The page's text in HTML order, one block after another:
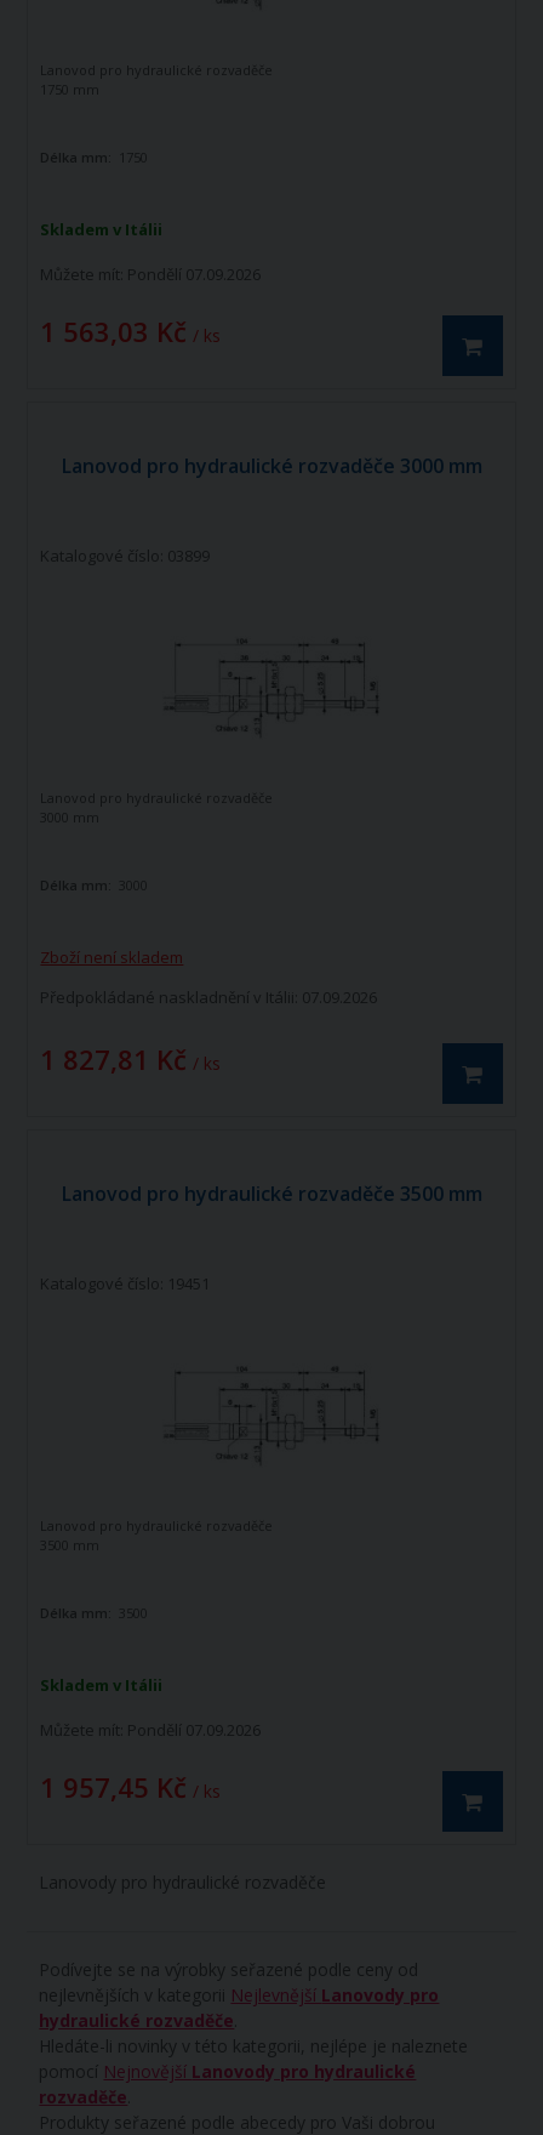
Skladem v Itálii
Můžete mít: Pondělí 07.09.2026
1 563,03 Kč / ks
Lanovod pro hydraulické rozvaděče
1750 mm
Délka mm: 1750
Lanovod pro hydraulické rozvaděče 3000 mm
Katalogové číslo: 03899
Zboží není skladem
Předpokládané naskladnění v Itálii: 07.09.2026
1 827,81 Kč / ks
Lanovod pro hydraulické rozvaděče
3000 mm
Délka mm:
Lanovod pro hydraulické rozvaděče 3500 mm
Katalogové číslo: 19451
Skladem v Itálii
Můžete mít: Pondělí 07.09.2026
1 957,45 Kč / ks
Lanovod pro hydraulické rozvaděče
3500 mm
Délka mm: 3500
Lanovody pro hydraulické rozvaděče
Podívejte se na výrobky seřazené podle ceny od
nejlevnějších v kategorii Nejlevnější Lanovody pro
hydraulické rozvaděče
Hledáte-li novinky v této kategorii, nejlépe je naleznete
pomocí Nejnovější Lanovody pro hydraulické
rozvaděče
Produkty seřazené podle abecedy pro Vaši dobrou